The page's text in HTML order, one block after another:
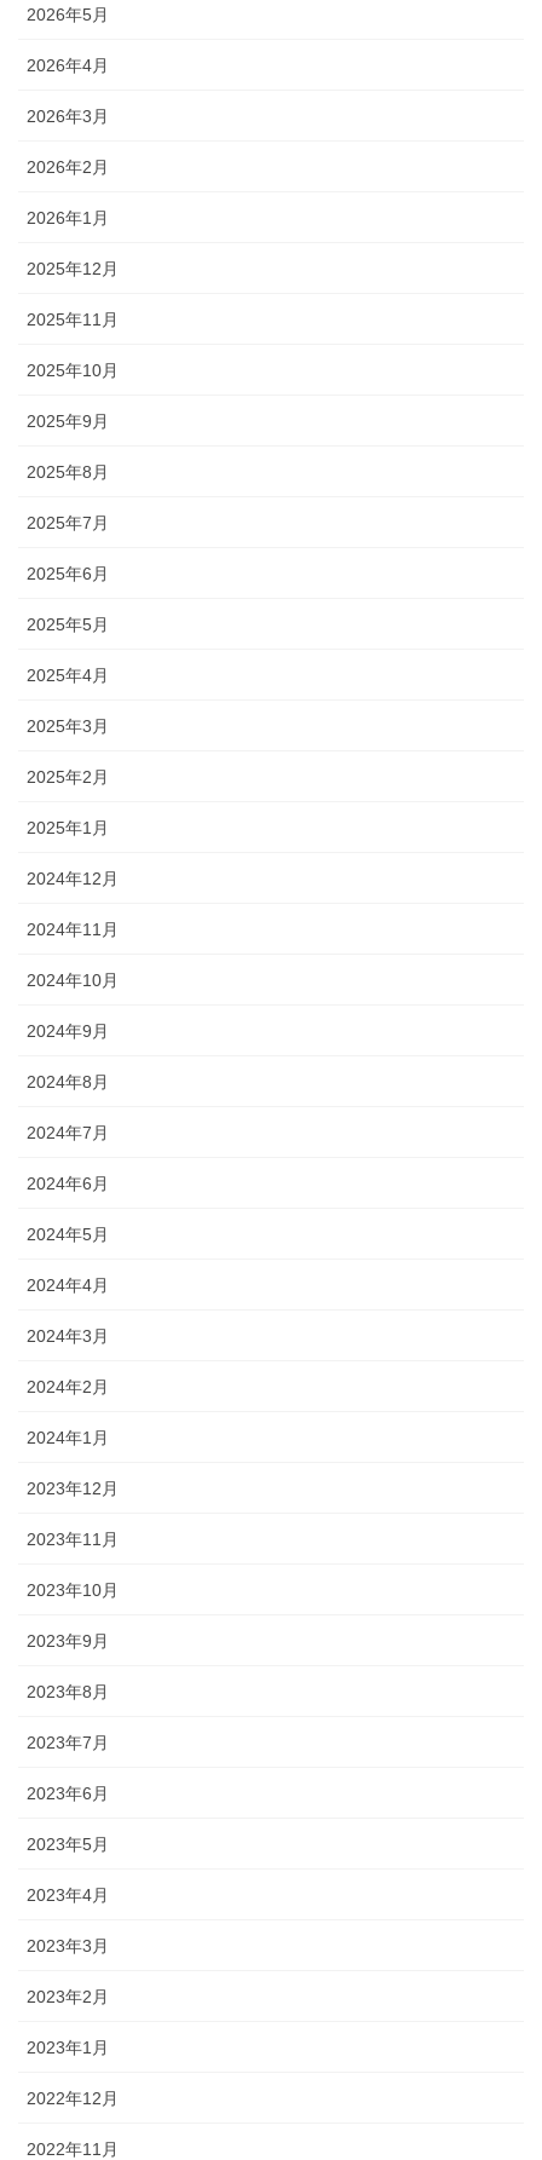
2026年5月
2026年4月
2026年3月
2026年2月
2026年1月
2025年12月
2025年11月
2025年10月
2025年9月
2025年8月
2025年7月
2025年6月
2025年5月
2025年4月
2025年3月
2025年2月
2025年1月
2024年12月
2024年11月
2024年10月
2024年9月
2024年8月
2024年7月
2024年6月
2024年5月
2024年4月
2024年3月
2024年2月
2024年1月
2023年12月
2023年11月
2023年10月
2023年9月
2023年8月
2023年7月
2023年6月
2023年5月
2023年4月
2023年3月
2023年2月
2023年1月
2022年12月
2022年11月